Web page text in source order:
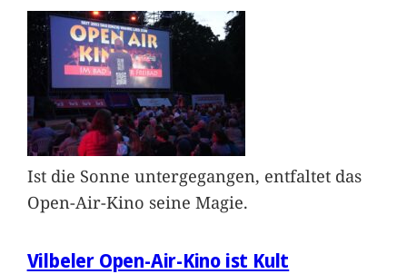
Ist die Sonne untergegangen, entfaltet das
Open-Air-Kino seine Magie.
Vilbeler Open-Air-Kino ist Kult